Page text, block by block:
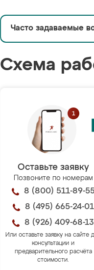
Часто задаваемые
Схема
Оставьте заявку
Позвоните по номерам
8 (800) 511-89-
8 (495) 665-24-01
8 (926) 409-68-13
Или оставьте заявку на сайте
консультации и
предварительного расчёта
стоимости.